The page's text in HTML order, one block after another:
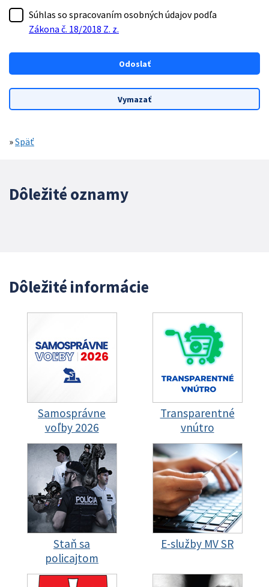
Súhlas so spracovaním osobných údajov podľa
Zákona č. 18/2018 Z. z.
»Späť
Dôležité oznamy
Dôležité informácie
Samosprávne
voľby 2026
Transparentné
vnútro
Staň sa
policajtom
E-služby MV SR